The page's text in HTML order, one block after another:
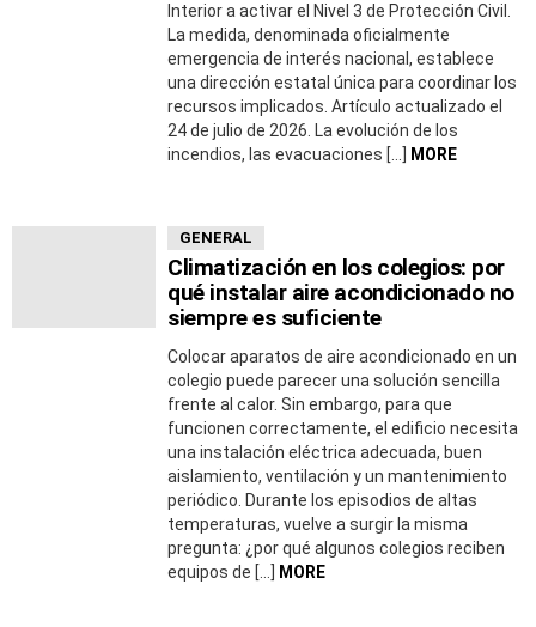
Interior a activar el Nivel 3 de Protección Civil.
La medida, denominada oficialmente
emergencia de interés nacional, establece
una dirección estatal única para coordinar los
recursos implicados. Artículo actualizado el
24 de julio de 2026. La evolución de los
incendios, las evacuaciones […]
MORE
GENERAL
Climatización en los colegios: por
qué instalar aire acondicionado no
siempre es suficiente
Colocar aparatos de aire acondicionado en un
colegio puede parecer una solución sencilla
frente al calor. Sin embargo, para que
funcionen correctamente, el edificio necesita
una instalación eléctrica adecuada, buen
aislamiento, ventilación y un mantenimiento
periódico. Durante los episodios de altas
temperaturas, vuelve a surgir la misma
pregunta: ¿por qué algunos colegios reciben
equipos de […]
MORE